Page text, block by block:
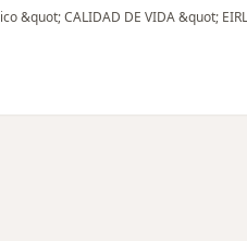
&quot; CALIDAD DE VIDA &quot; EIRL